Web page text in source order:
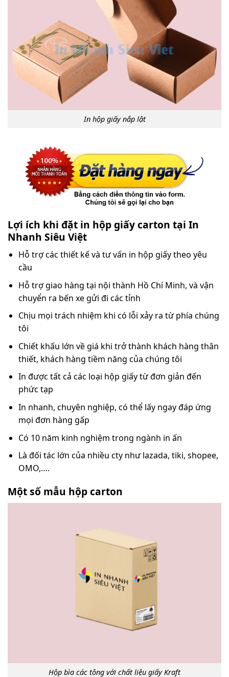
In hộp giấy nắp lật
Lợi ích khi đặt in hộp giấy carton tại In
Nhanh Siêu Việt
Hỗ trợ các thiết kế và tư vấn in hộp giấy theo yêu
cầu
Hỗ trợ giao hàng tại nội thành Hồ Chí Minh, và vận
chuyển ra bến xe gửi đi các tỉnh
Chịu mọi trách nhiệm khi có lỗi xảy ra từ phía chúng
tôi
Chiết khấu lớn về giá khi trở thành khách hàng thân
thiết, khách hàng tiềm năng của chúng tôi
In được tất cả các loại hộp giấy từ đơn giản đến
phức tạp
In nhanh, chuyên nghiệp, có thể lấy ngay đáp ứng
mọi đơn hàng gấp
Có 10 năm kinh nghiệm trong ngành in ấn
Là đối tác lớn của nhiều cty như lazada, tiki, shopee,
OMO,….
Một số mẫu hộp carton
Hộp bìa các tông với chất liệu giấy Kraft